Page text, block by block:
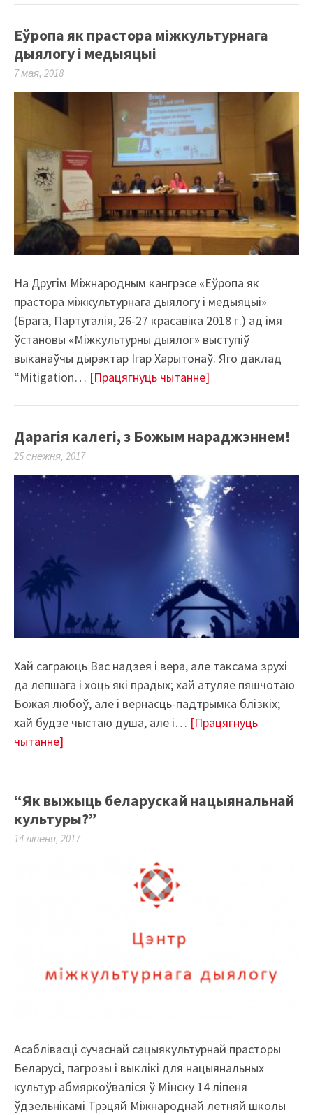
Еўропа як прастора міжкультурнага
дыялогу і медыяцыі
7 мая, 2018
На Другім Міжнародным кангрэсе «Еўропа як
прастора міжкультурнага дыялогу і медыяцыі»
(Брага, Партугалія, 26-27 красавіка 2018 г.) ад імя
ўстановы «Міжкультурны дыялог» выступіў
выканаўчы дырэктар Ігар Харытонаў. Яго даклад
“Mitigation… [Працягнуць чытанне]
Дарагія калегі, з Божым нараджэннем!
25 снежня, 2017
Хай саграюць Вас надзея і вера, але таксама зрухі
да лепшага і хоць які прадых; хай атуляе пяшчотаю
Божая любоў, але і вернасць-падтрымка блізкіх;
хай будзе чыстаю душа, але і… [Працягнуць
чытанне]
“Як выжыць беларускай нацыянальнай
культуры?”
14 ліпеня, 2017
Асаблівасці сучаснай сацыякультурнай прасторы
Беларусі, пагрозы і выклікі для нацыянальных
культур абмяркоўваліся ў Мінску 14 ліпеня
ўдзельнікамі Трэцяй Міжнароднай летняй школы